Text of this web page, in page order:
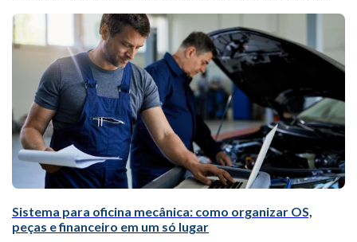
Sistema para oficina mecânica: como organizar OS,
peças e financeiro em um só lugar